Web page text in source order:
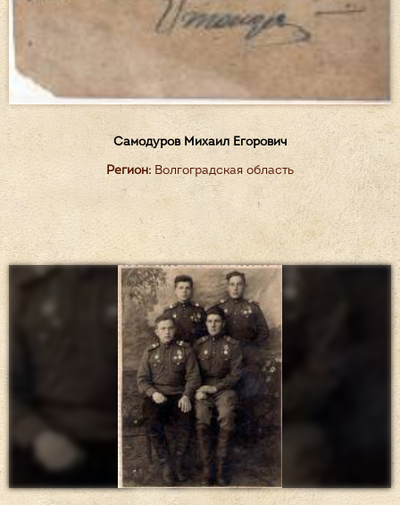
Самодуров Михаил Егорович
Регион: Волгоградская область